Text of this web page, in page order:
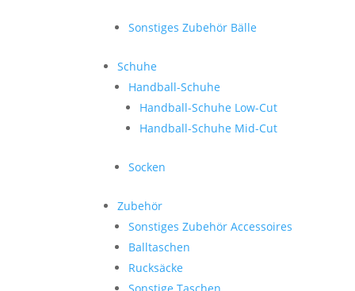
Sonstiges Zubehör Bälle
Schuhe
Handball-Schuhe
Handball-Schuhe Low-Cut
Handball-Schuhe Mid-Cut
Socken
Zubehör
Sonstiges Zubehör Accessoires
Balltaschen
Rucksäcke